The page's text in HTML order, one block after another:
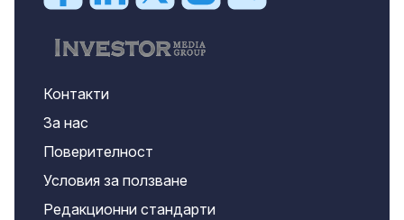
Контакти
За нас
Поверителност
Условия за ползване
Редакционни стандарти